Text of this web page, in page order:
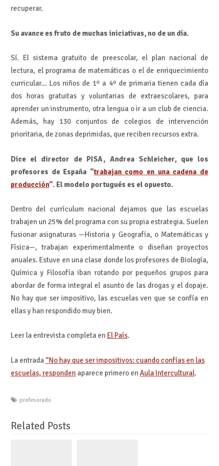
recuperar.
Su avance es fruto de muchas iniciativas, no de un día.
Sí. El sistema gratuito de preescolar, el plan nacional de
lectura, el programa de matemáticas o el de enriquecimiento
curricular… Los niños de 1º a 4º de primaria tienen cada día
dos horas gratuitas y voluntarias de extraescolares, para
aprender un instrumento, otra lengua o ir a un club de ciencia.
Además, hay 130 conjuntos de colegios de intervención
prioritaria, de zonas deprimidas, que reciben recursos extra.
Dice el director de PISA, Andrea Schleicher, que los
profesores de España “trabajan como en una cadena de
producción”. El modelo portugués es el opuesto.
Dentro del currículum nacional dejamos que las escuelas
trabajen un 25% del programa con su propia estrategia. Suelen
fusionar asignaturas —Historia y Geografía, o Matemáticas y
Física—, trabajan experimentalmente o diseñan proyectos
anuales. Estuve en una clase donde los profesores de Biología,
Química y Filosofía iban rotando por pequeños grupos para
abordar de forma integral el asunto de las drogas y el dopaje.
No hay que ser impositivo, las escuelas ven que se confía en
ellas y han respondido muy bien.
Leer la entrevista completa en El País.
La entrada “No hay que ser impositivos: cuando confías en las
escuelas, responden aparece primero en Aula Intercultural.
profesorado
Related Posts